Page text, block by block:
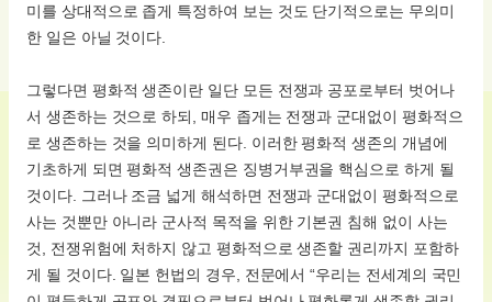
미를 상대적으로 좁게 특정하여 보는 것도 단기적으로는 무의미
한 일은 아닐 것이다.
그렇다면 평화적 생존이란 일단 모든 전쟁과 공포로부터 벗어나
서 생존하는 것으로 하되, 매우 좁게는 전쟁과 군대없이 평화적으
로 생존하는 것을 의미하게 된다. 이러한 평화적 생존의 개념에
기초하게 되면 평화적 생존권은 징병거부권을 핵심으로 하게 될
것이다. 그러나 조금 넓게 해석하면 전쟁과 군대없이 평화적으로
사는 것뿐만 아니라 군사적 목적을 위한 기본권 침해 없이 사는
것, 전쟁위험에 처하지 않고 평화적으로 생존할 권리까지 포함하
게 될 것이다. 일본 헌법의 경우, 전문에서 “우리는 전세계의 국민